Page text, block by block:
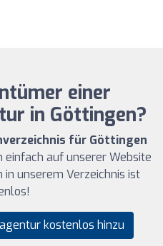
einer
in Göttingen?
für Göttingen
einfach auf unserer Website
in unserem Verzeichnis ist
kostenlos hinzu